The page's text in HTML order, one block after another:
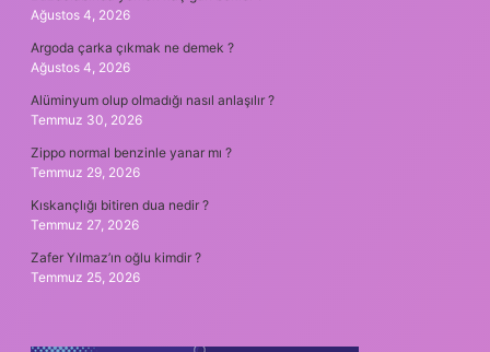
Ağustos 4, 2026
Argoda çarka çıkmak ne demek ?
Ağustos 4, 2026
Alüminyum olup olmadığı nasıl anlaşılır ?
Temmuz 30, 2026
Zippo normal benzinle yanar mı ?
Temmuz 29, 2026
Kıskançlığı bitiren dua nedir ?
Temmuz 27, 2026
Zafer Yılmaz’ın oğlu kimdir ?
Temmuz 25, 2026